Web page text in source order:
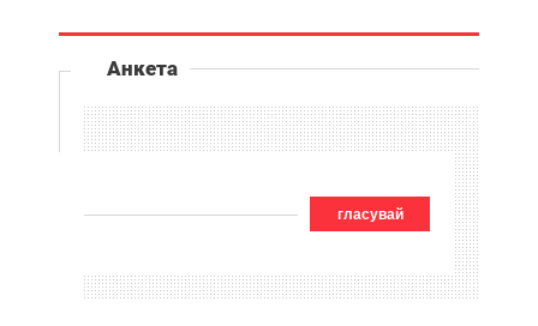
Анкета
гласувай